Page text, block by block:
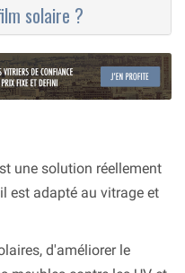
solaire ?
une solution réellement
est adapté au vitrage et
d'améliorer le